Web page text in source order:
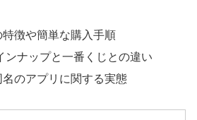
徴や簡単な購入手順
ンナップと一番くじとの違い
のアプリに関する実態